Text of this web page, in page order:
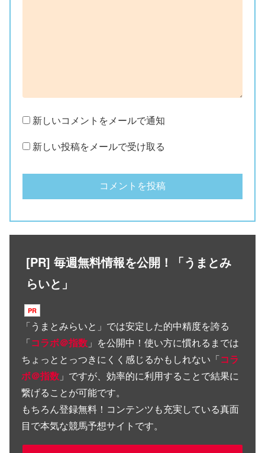
新しいコメントをメールで通知
新しい投稿をメールで受け取る
[PR] 毎週無料情報を公開！「うまとみ
らいと」
「うまとみらいと 」では安定した的中精度を誇る
「コラボ＠指数 」を公開中！使い方に慣れるまでは
ちょっととっつきにくく感じるかもしれない「コラ
ボ＠指数 」ですが、効率的に利用することで結果に
繋げることが可能です。
もちろん登録無料！コンテンツも充実している真面
目で本気な競馬予想サイトです。